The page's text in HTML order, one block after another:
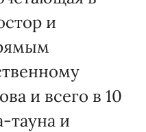
и
и всего в 10
тауна и